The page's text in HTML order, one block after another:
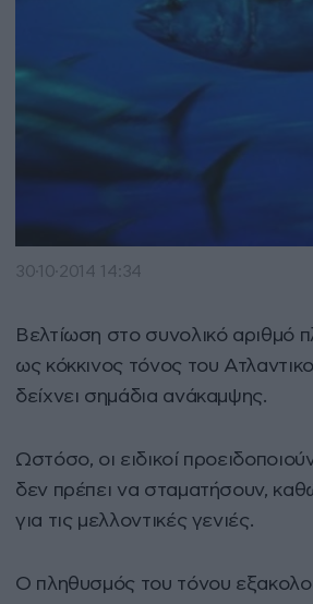
30·10·2014 14:34
Βελτίωση στο συνολικό αριθμό
ως κόκκινος τόνος του
δείχνει σημάδια ανάκαμψης.
Ωστόσο, οι ειδικοί
δεν πρέπει να σταματήσουν,
για τις μελλοντικές γενιές.
Ο πληθυσμός του τόνου